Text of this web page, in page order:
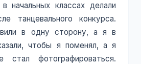
начальных классах делали
танцевального конкурса.
в одну сторону, а я в
чтобы я поменял, а я
фотографироваться.